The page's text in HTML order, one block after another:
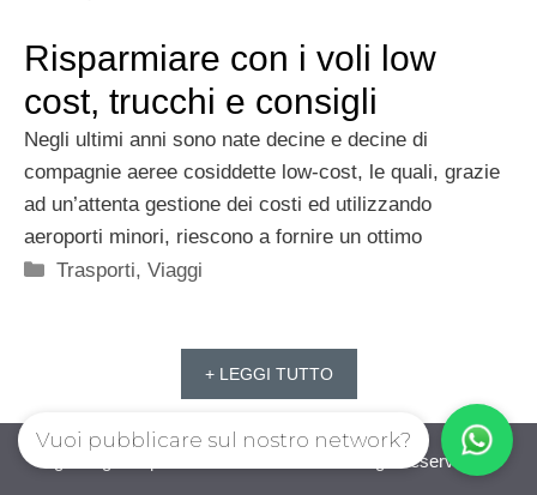
Risparmiare con i voli low
cost, trucchi e consigli
Negli ultimi anni sono nate decine e decine di
compagnie aeree cosiddette low-cost, le quali, grazie
ad un’attenta gestione dei costi ed utilizzando
aeroporti minori, riescono a fornire un ottimo
Categorie
Trasporti,Viaggi
+ LEGGI TUTTO
guadagnorisparmiando.com © 2026. All right reserverd.
Vuoi pubblicare sul nostro network?